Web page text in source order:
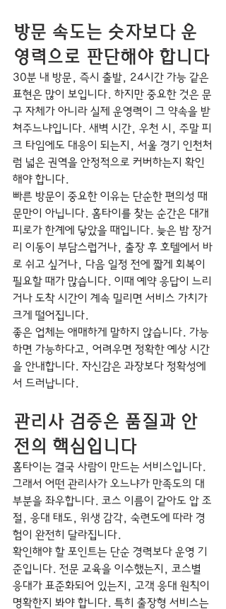
방문 속도는 숫자보다 운
영력으로 판단해야 합니다
30분 내 방문, 즉시 출발, 24시간 가능 같은
표현은 많이 보입니다. 하지만 중요한 것은 문
구 자체가 아니라 실제 운영력이 그 약속을 받
쳐주느냐입니다. 새벽 시간, 우천 시, 주말 피
크 타임에도 대응이 되는지, 서울 경기 인천처
럼 넓은 권역을 안정적으로 커버하는지 확인
해야 합니다.
빠른 방문이 중요한 이유는 단순한 편의성 때
문만이 아닙니다. 홈타이를 찾는 순간은 대개
피로가 한계에 닿았을 때입니다. 늦은 밤 장거
리 이동이 부담스럽거나, 출장 후 호텔에서 바
로 쉬고 싶거나, 다음 일정 전에 짧게 회복이
필요할 때가 많습니다. 이때 예약 응답이 느리
거나 도착 시간이 계속 밀리면 서비스 가치가
크게 떨어집니다.
좋은 업체는 애매하게 말하지 않습니다. 가능
하면 가능하다고, 어려우면 정확한 예상 시간
을 안내합니다. 자신감은 과장보다 정확성에
서 드러납니다.
관리사 검증은 품질과 안
전의 핵심입니다
홈타이는 결국 사람이 만드는 서비스입니다.
그래서 어떤 관리사가 오느냐가 만족도의 대
부분을 좌우합니다. 코스 이름이 같아도 압 조
절, 응대 태도, 위생 감각, 숙련도에 따라 경
험이 완전히 달라집니다.
확인해야 할 포인트는 단순 경력보다 운영 기
준입니다. 전문 교육을 이수했는지, 코스별
응대가 표준화되어 있는지, 고객 응대 원칙이
명확한지 봐야 합니다. 특히 출장형 서비스는